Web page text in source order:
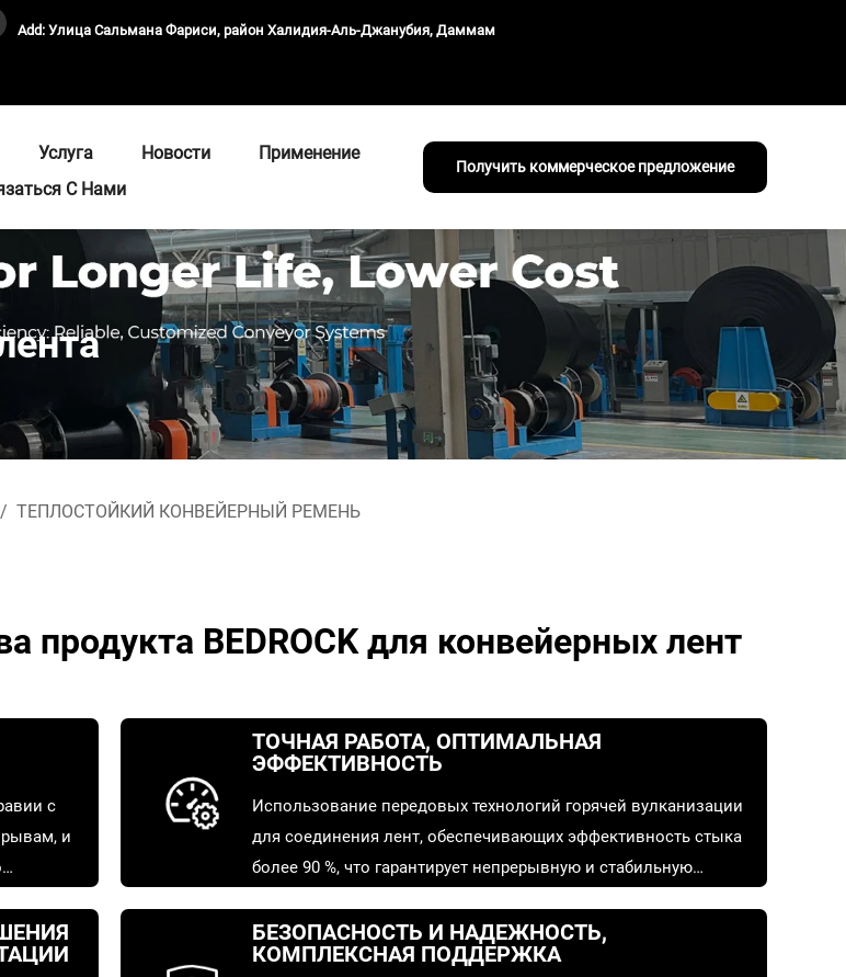
Add: Улица Сальмана Фариси, район Халидия-Аль-Джанубия, Даммам
Услуга Новости
Применение
С Нами
Получить коммерческое предложение
/ ТЕПЛОСТОЙКИЙ КОНВЕЙЕРНЫЙ РЕМЕНЬ
BEDROCK для конвейерных лент
с
и
ТОЧНАЯ РАБОТА, ОПТИМАЛЬНАЯ
ЭФФЕКТИВНОСТЬ
Использование передовых технологий горячей вулканизации
для соединения лент, обеспечивающих эффективность стыка
более 90 %, что гарантирует непрерывную и стабильную
БЕЗОПАСНОСТЬ И НАДЕЖНОСТЬ,
КОМПЛЕКСНАЯ ПОДДЕРЖКА